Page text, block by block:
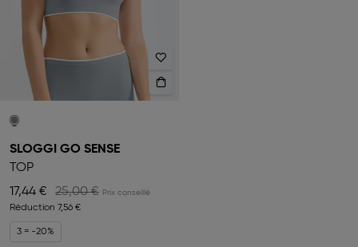
SLOGGI GO SENSE
TOP
17,44 €
25,00 €
Réduction 7,56 €
3 = -20%